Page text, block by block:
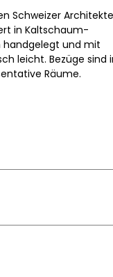
Schweizer
in Kaltschaum-
handgelegt und mit
leicht. Bezüge sind
Räume.